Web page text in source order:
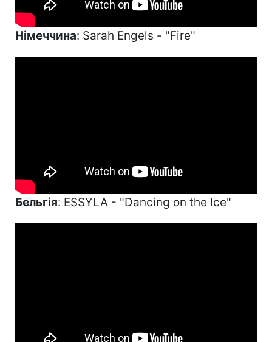
Німеччина: Sarah Engels - "Fire"
Бельгія: ESSYLA - "Dancing on the Ice"